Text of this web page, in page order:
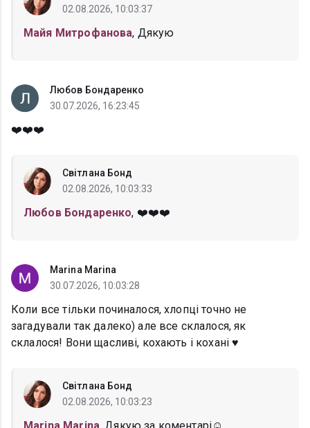
02.08.2026, 10:03:37
Майя Митрофанова, Дякую
Любов Бондаренко
30.07.2026, 16:23:45
❤️❤️❤️
Світлана Бонд
02.08.2026, 10:03:33
Любов Бондаренко, ❤️❤️❤️
Marina Marina
30.07.2026, 10:03:28
Коли все тільки починалося, хлопці точно не
загадували так далеко) але все склалося, як
склалося! Вони щасливі, кохають і кохані ♥️
Світлана Бонд
02.08.2026, 10:03:23